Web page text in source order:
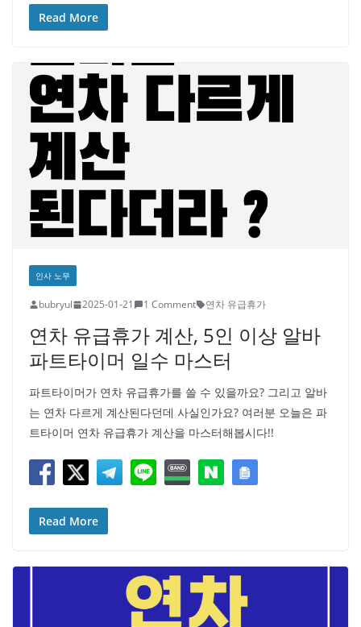
Read More
인사 노무
bubryul 2025-01-21 1 Comment 연차 유급휴가
연차 유급휴가 계산, 5인 이상 알바
파트타이머 일수 마스터
파트타이머가 연차 유급휴가를 쓸 수 있을까요? 그리고 알바
는 연차 다르게 계산된다던데 사실인가요? 여러분 오늘은 파
트타이머 연차 유급휴가 계산을 마스터해봅시다!!
Read More